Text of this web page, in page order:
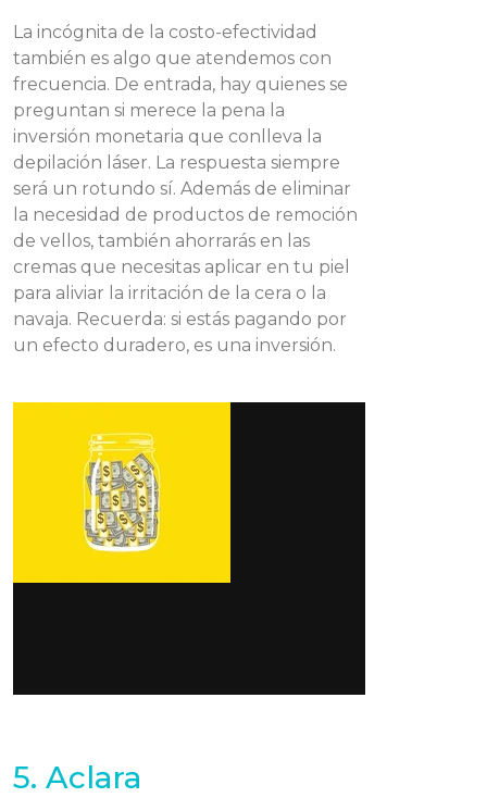
La incógnita de la costo-efectividad
también es algo que atendemos con
frecuencia. De entrada, hay quienes se
preguntan si merece la pena la
inversión monetaria que conlleva la
depilación láser. La respuesta siempre
será un rotundo sí. Además de eliminar
la necesidad de productos de remoción
de vellos, también ahorrarás en las
cremas que necesitas aplicar en tu piel
para aliviar la irritación de la cera o la
navaja. Recuerda: si estás pagando por
un efecto duradero, es una inversión.
5. Aclara